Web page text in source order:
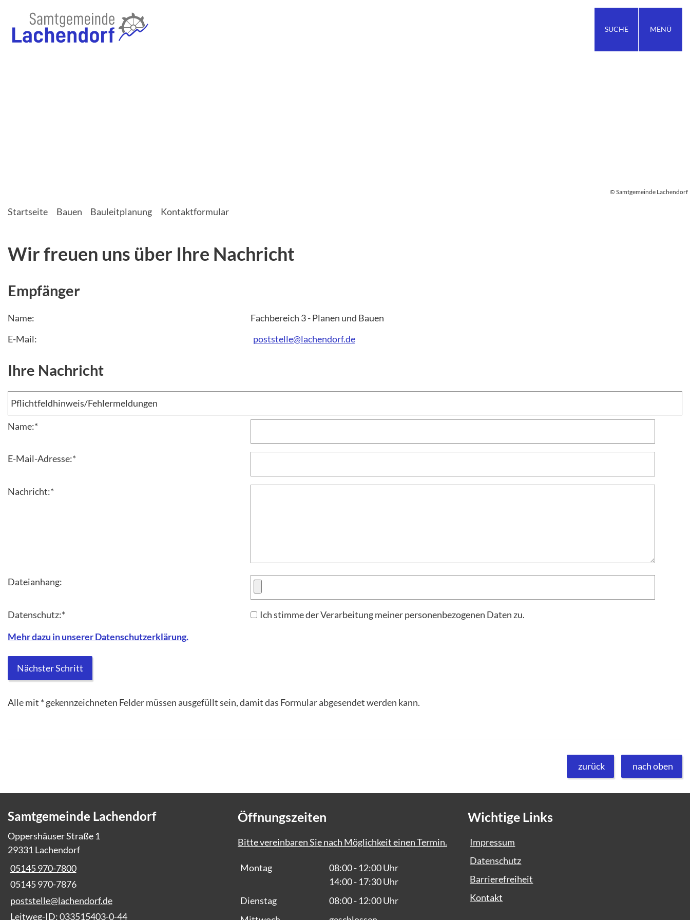
SUCHE MENÜ
© Samtgemeinde Lachendorf
Startseite Bauen Bauleitplanung Kontaktformular
Wir freuen uns über Ihre Nachricht
Empfänger
Name:
Fachbereich 3 - Planen und Bauen
E-Mail:
poststelle@lachendorf.de
Ihre Nachricht
Name:*
E-Mail-Adresse:*
Nachricht:*
Dateianhang:
Datenschutz:*
Ich stimme der Verarbeitung meiner personenbezogenen Daten zu.
Mehr dazu in unserer Datenschutzerklärung.
Alle mit * gekennzeichneten Felder müssen ausgefüllt sein, damit das Formular abgesendet werden kann.
zurück nach oben
Samtgemeinde Lachendorf
Oppershäuser Straße 1
29331 Lachendorf
05145 970-7800
05145 970-7876
poststelle@lachendorf.de
Leitweg-ID: 033515403-0-44
Öffnungszeiten
Bitte vereinbaren Sie nach Möglichkeit einen Termin.
Montag
08:00 - 12:00 Uhr
14:00 - 17:30 Uhr
Dienstag
08:00 - 12:00 Uhr
Wichtige Links
Impressum
Datenschutz
Barrierefreiheit
Kontakt